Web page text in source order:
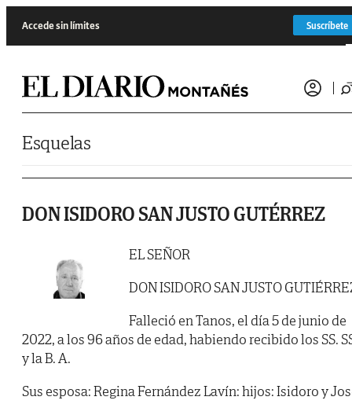
Accede sin límites Suscríbete
Esquelas
DON ISIDORO SAN JUSTO GUTÉRREZ
EL SEÑOR
DON ISIDORO SAN JUSTO
Falleció en Tanos, el día 5 de junio de
2022, a los 96 años de edad, habiendo recibido los SS.
y la B. A.
Sus esposa: Regina Fernández Lavín: hijos: Isidoro y